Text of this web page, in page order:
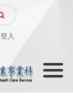
登入
Search
Toggle